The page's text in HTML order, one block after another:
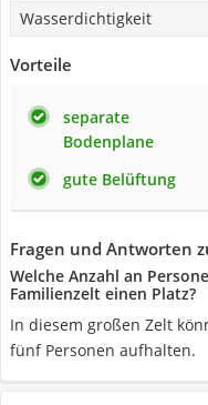
Wasserdichtigkeit
Vorteile
separate
Bodenplane
gute Belüftung
Fragen und Antworten
Welche Anzahl an
Familienzelt einen Platz?
In diesem großen Zelt
fünf Personen aufhalten.